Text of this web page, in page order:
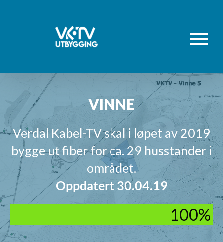
VINNE
Verdal Kabel-TV skal i løpet av 2019
bygge ut fiber for ca. 29 husstander i
området.
Oppdatert 30.04.19
100%